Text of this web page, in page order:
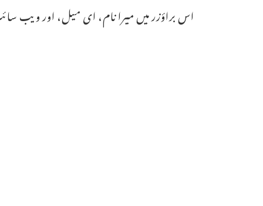
اس براؤزر میں میرا نام، ای میل، اور ویب